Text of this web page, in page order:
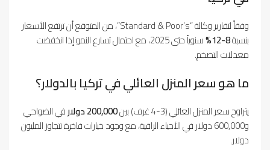
وفقاً لتقارير وكالة “Standard & Poor’s”، من المتوقع أن ترتفع الأسعار
بنسبة8-12%
سنوياً حتى 2025، مع احتمال تسارع النمو إذا انخفضت
معدلات التضخم.
ما هو سعر المنزل العائلي في تركيا بالدولار؟
يتراوح سعر المنزل العائلي (3-4 غرف) بين 200,000 دولار
في الضواحي
و600,000 دولار في الأحياء الراقية، مع وجود خيارات فاخرة تتجاوز المليون
دولار.